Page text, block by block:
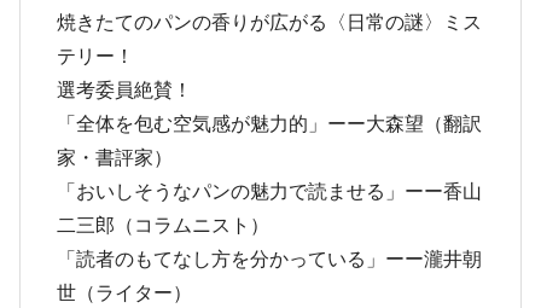
焼きたてのパンの香りが広がる〈日常の謎〉ミス
テリー！
選考委員絶賛！
「全体を包む空気感が魅力的」ーー大森望（翻訳
家・書評家）
「おいしそうなパンの魅力で読ませる」ーー香山
二三郎（コラムニスト）
「読者のもてなし方を分かっている」ーー瀧井朝
世（ライター）